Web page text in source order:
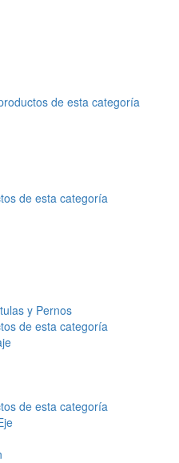
de esta categoría
de esta categoría
y Pernos
de esta categoría
de esta categoría